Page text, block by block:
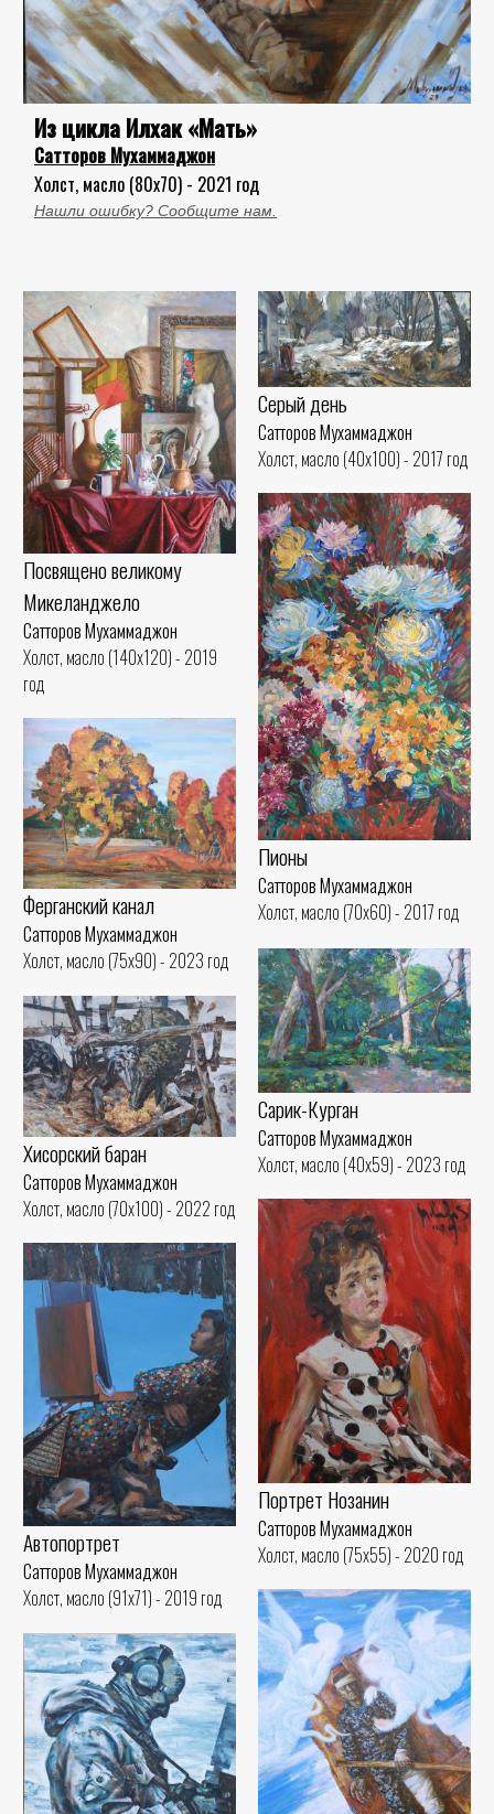
Из цикла Илхак «Мать»
Сатторов Мухаммаджон
Холст, масло (80x70) - 2021 год
Нашли ошибку? Сообщите нам.
Посвящено великому
Микеланджело
Сатторов Мухаммаджон
Холст, масло (140x120) - 2019
год
Серый день
Сатторов Мухаммаджон
Холст, масло (40x100) - 2017 год
Пионы
Сатторов Мухаммаджон
Холст, масло (70x60) - 2017 год
Ферганский канал
Сатторов Мухаммаджон
Холст, масло (75x90) - 2023 год
Сарик-Курган
Сатторов Мухаммаджон
Холст, масло (40x59) - 2023 год
Хисорский баран
Сатторов Мухаммаджон
Холст, масло (70x100) - 2022 год
Портрет Нозанин
Сатторов Мухаммаджон
Холст, масло (75x55) - 2020 год
Автопортрет
Сатторов Мухаммаджон
Холст, масло (91x71) - 2019 год